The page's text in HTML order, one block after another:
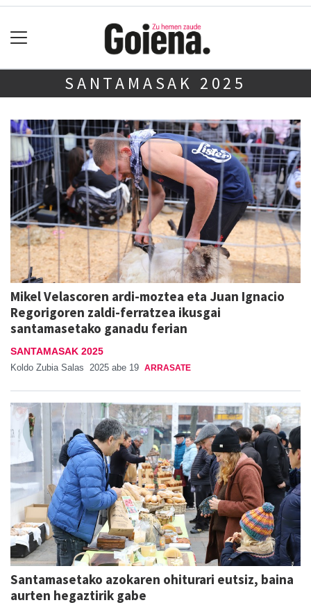
SANTAMASAK 2025
Mikel Velascoren ardi-moztea eta Juan Ignacio
Regorigoren zaldi-ferratzea ikusgai
santamasetako ganadu ferian
SANTAMASAK 2025
Koldo Zubia Salas 2025 abe 19 ARRASATE
Santamasetako azokaren ohiturari eutsiz, baina
aurten hegaztirik gabe